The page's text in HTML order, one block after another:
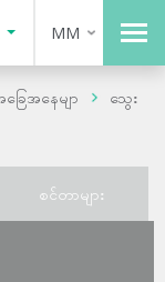
MM
ြေအနေမျာ
သွေး
စင်တာများ